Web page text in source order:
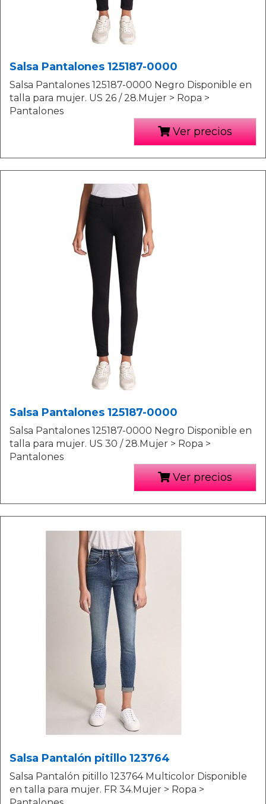
Salsa Pantalones 125187-0000
Salsa Pantalones 125187-0000 Negro Disponible en
talla para mujer. US 26 / 28.Mujer > Ropa >
Pantalones
Ver precios
Salsa Pantalones 125187-0000
Salsa Pantalones 125187-0000 Negro Disponible en
talla para mujer. US 30 / 28.Mujer > Ropa >
Pantalones
Ver precios
Salsa Pantalón pitillo 123764
Salsa Pantalón pitillo 123764 Multicolor Disponible
en talla para mujer. FR 34.Mujer > Ropa >